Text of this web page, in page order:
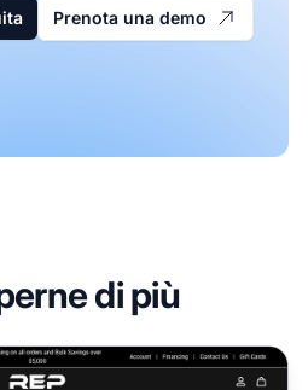
Prenota una demo
di più
REP Fitness